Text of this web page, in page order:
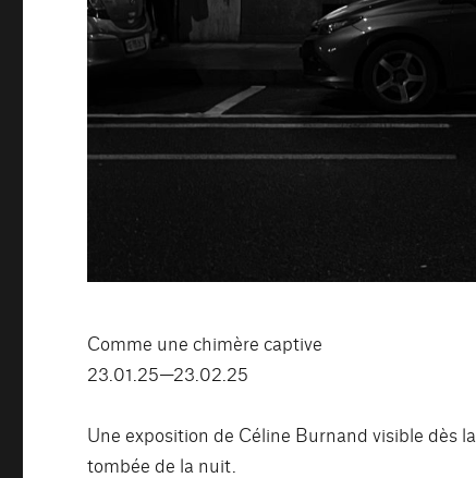
Comme une chimère captive
23.01.25—23.02.25
Une exposition de Céline Burnand visible dès la
tombée de la nuit.